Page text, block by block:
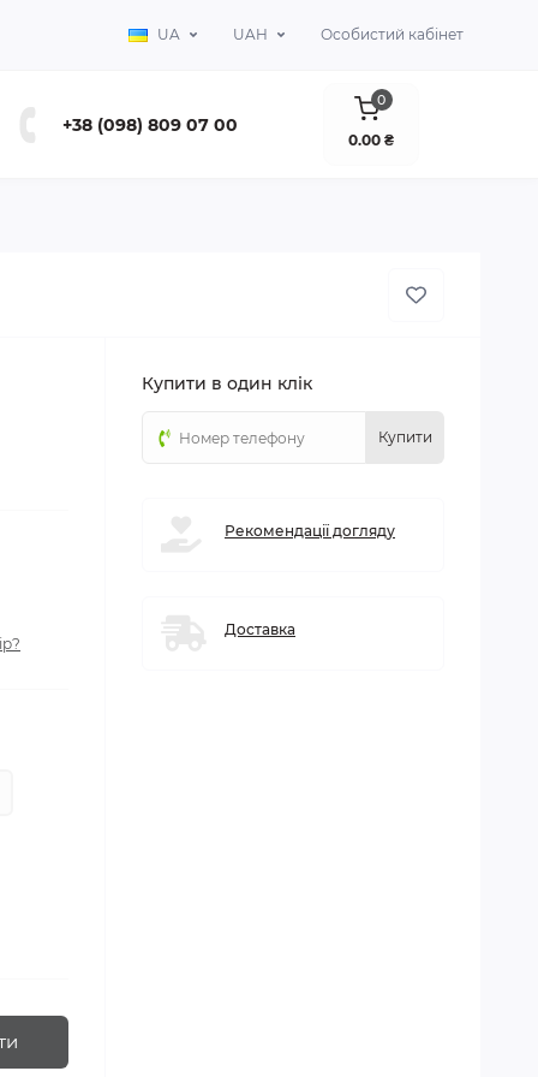
UA UAH Особистий кабінет
+38 (098) 809 07 00
0
0.00 ₴
Купити в один клік
Купити
Рекомендації догляду
Доставка